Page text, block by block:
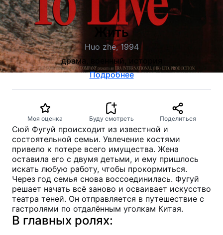
Жить
Huo zhe, 1994
драма, военный, история
Подробнее
Моя оценка Буду смотреть Поделиться
Сюй Фугуй происходит из известной и
состоятельной семьи. Увлечение костями
привело к потере всего имущества. Жена
оставила его с двумя детьми, и ему пришлось
искать любую работу, чтобы прокормиться.
Через год семья снова воссоединилась. Фугуй
решает начать всё заново и осваивает искусство
театра теней. Он отправляется в путешествие с
гастролями по отдалённым уголкам Китая.
В главных ролях: